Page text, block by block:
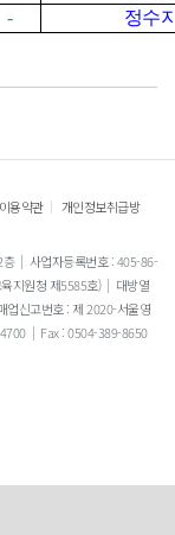
- 정수
이용약관 | 개인정보취급방
사업자등록번호 : 405-86-
지원청 제5585호)
대방열
업신고번호 : 제 2020-서울영
Fax : 0504-389-8650